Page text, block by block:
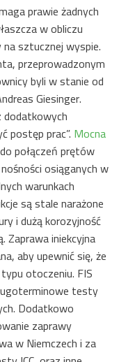
prawie żadnych
w obliczu
sztucznej wyspie.
przeprowadzonym
byli w stanie od
Giesinger.
dodatkowych
postęp prac”. Mocna
połączeń prętów
osiąganych w
warunkach
są stale narażone
i dużą korozyjność
Zaprawa iniekcyjna
aby upewnić się, że
otoczeniu. FIS
testy
Dodatkowo
zaprawy
w Niemczech i za